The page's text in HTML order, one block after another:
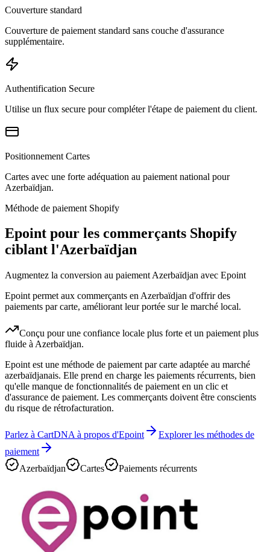
Couverture standard
Couverture de paiement standard sans couche d'assurance
supplémentaire.
Authentification Secure
Utilise un flux secure pour compléter l'étape de paiement du client.
Positionnement Cartes
Cartes avec une forte adéquation au paiement national pour
Azerbaïdjan.
Méthode de paiement Shopify
Epoint pour les commerçants Shopify
ciblant l'Azerbaïdjan
Augmentez la conversion au paiement Azerbaïdjan avec Epoint
Epoint permet aux commerçants en Azerbaïdjan d'offrir des
paiements par carte, améliorant leur portée sur le marché local.
Conçu pour une confiance locale plus forte et un paiement plus
fluide à Azerbaïdjan.
Epoint est une méthode de paiement par carte adaptée au marché
azerbaïdjanais. Elle prend en charge les paiements récurrents, bien
qu'elle manque de fonctionnalités de paiement en un clic et
d'assurance de paiement. Les commerçants doivent être conscients
du risque de rétrofacturation.
Parlez à CartDNA à propos d'Epoint
Explorer les méthodes de
paiement
Azerbaïdjan
Cartes Paiements récurrents